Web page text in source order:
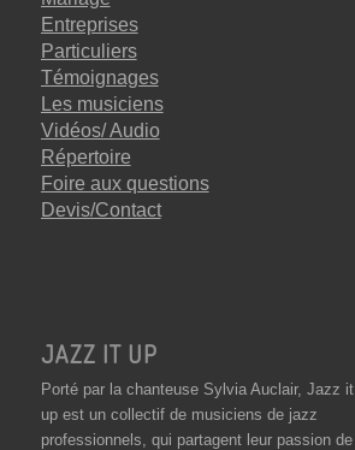
Entreprises
Particuliers
Témoignages
Les musiciens
Vidéos/ Audio
Répertoire
Foire aux questions
Devis/Contact
JAZZ IT UP
Porté par la chanteuse Sylvia Auclair, Jazz it
up est un collectif de musiciens de jazz
professionnels, qui partagent leur passion de